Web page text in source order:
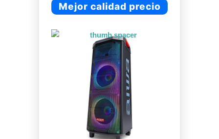
Mejor calidad precio